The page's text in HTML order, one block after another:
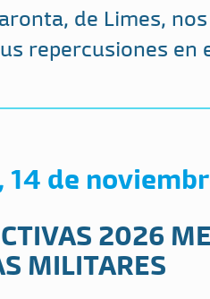
de Limes,
repercusiones
14 de
2026
MILITARES